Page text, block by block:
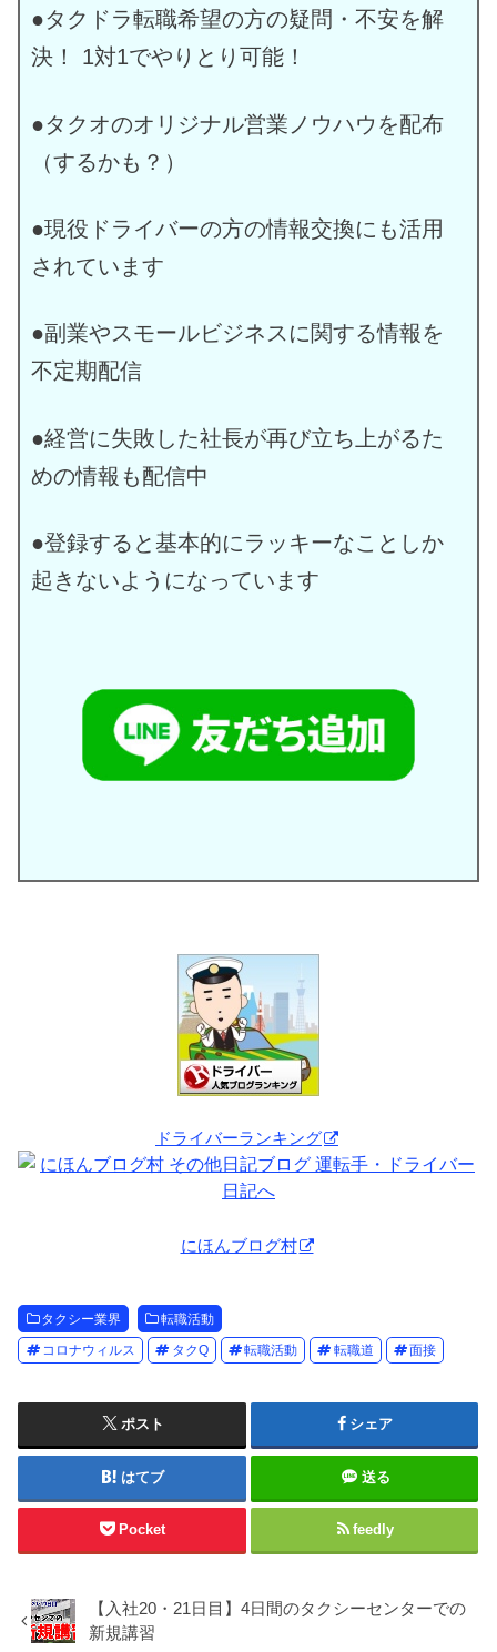
●タクドラ転職希望の方の疑問・不安を解
決！ 1対1でやりとり可能！
●タクオのオリジナル営業ノウハウを配布
（するかも？）
●現役ドライバーの方の情報交換にも活用
されています
●副業やスモールビジネスに関する情報を
不定期配信
●経営に失敗した社長が再び立ち上がるた
めの情報も配信中
●登録すると基本的にラッキーなことしか
起きないようになっています
ドライバーランキング
にほんブログ村
タクシー業界 転職活動
コロナウィルス タクQ 転職活動 転職道 面接
ポスト シェア
はてブ 送る
Pocket feedly
【入社20・21日目】4日間のタクシーセンターでの
新規講習